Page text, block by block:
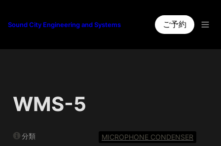
Sound City Engineering and Systems ご予約
WMS-5
分類 MICROPHONE CONDENSER